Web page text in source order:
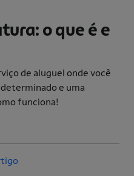
o que é e
de aluguel onde você
e uma
funciona!